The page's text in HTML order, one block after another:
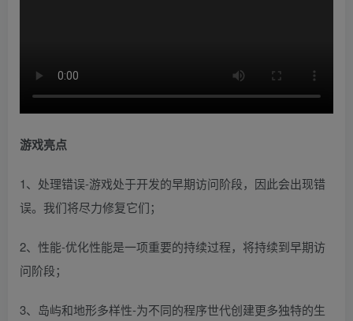
游戏亮点
1、处理错误-游戏处于开发的早期访问阶段，因此会出现错
误。我们将尽力修复它们；
2、性能-优化性能是一项重要的持续过程，将持续到早期访
问阶段；
3、岛屿和地形多样性-为不同的程序世代创建更多独特的生